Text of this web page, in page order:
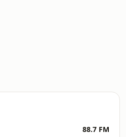
88.7 FM